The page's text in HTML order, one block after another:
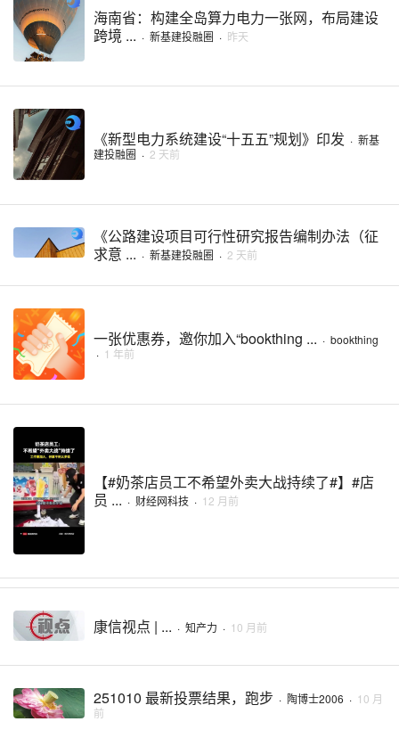
海南省：构建全岛算力电力一张网，布局建设
跨境 ... · 新基建投融圈 · 昨天
《新型电力系统建设“十五五”规划》印发 · 新基
建投融圈 · 2 天前
《公路建设项目可行性研究报告编制办法（征
求意 ... · 新基建投融圈 · 2 天前
一张优惠券，邀你加入“bookthing ... · bookthing
· 1 年前
【#奶茶店员工不希望外卖大战持续了#】#店
员 ... · 财经网科技 · 12 月前
康信视点 | ... · 知产力 · 10 月前
251010 最新投票结果，跑步 · 陶博士2006 · 10 月
前